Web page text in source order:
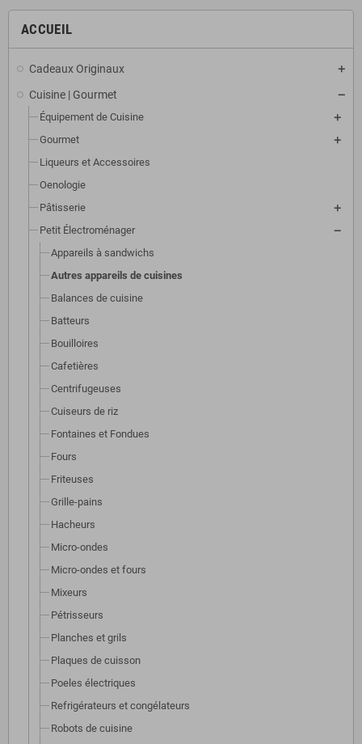
ACCUEIL
Cadeaux Originaux
Cuisine | Gourmet
Équipement de Cuisine
Gourmet
Liqueurs et Accessoires
Oenologie
Pâtisserie
Petit Électroménager
Appareils à sandwichs
Autres appareils de cuisines
Balances de cuisine
Batteurs
Bouilloires
Cafetières
Centrifugeuses
Cuiseurs de riz
Fontaines et Fondues
Fours
Friteuses
Grille-pains
Hacheurs
Micro-ondes
Micro-ondes et fours
Mixeurs
Pétrisseurs
Planches et grils
Plaques de cuisson
Poeles électriques
Refrigérateurs et congélateurs
Robots de cuisine